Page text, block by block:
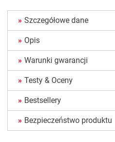
Szczegółowe dane
Opis
Warunki gwarancji
Testy & Oceny
Bestsellery
Bezpieczeństwo produktu